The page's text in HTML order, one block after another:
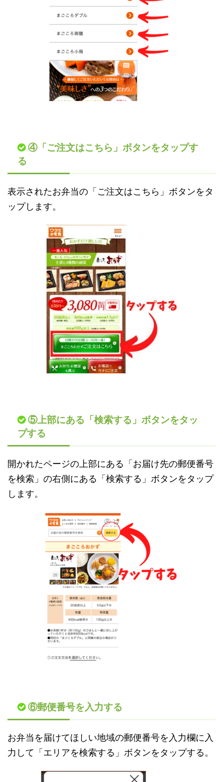
④「ご注文はこちら」ボタンをタップす
る
表示されたお弁当の「ご注文はこちら」ボタンをタ
ップします。
⑤上部にある「検索する」ボタンをタッ
プする
開かれたページの上部にある「お届け先の郵便番号
を検索」の右側にある「検索する」ボタンをタップ
します。
⑥郵便番号を入力する
お弁当を届けてほしい地域の郵便番号を入力欄に入
力して「エリアを検索する」ボタンをタップする。